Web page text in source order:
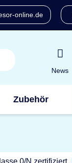
online.de
News
Zubehör